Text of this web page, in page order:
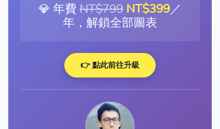
💎 年費 NT$799 NT$399／
年，解鎖全部圖表
👉 點此前往升級